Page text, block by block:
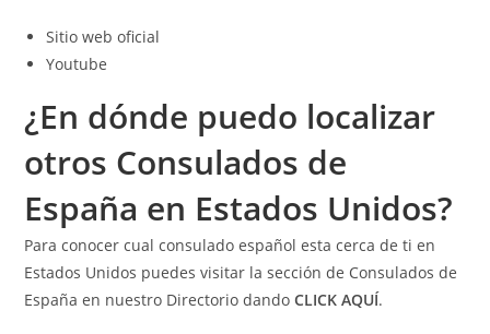
Sitio web oficial
Youtube
¿En dónde puedo localizar
otros Consulados de
España en Estados Unidos?
Para conocer cual consulado español esta cerca de ti en
Estados Unidos puedes visitar la sección de Consulados de
España en nuestro Directorio dandoCLICK AQUÍ.